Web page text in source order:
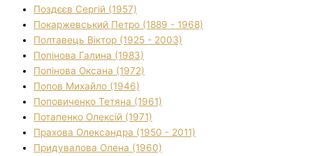
Поздєєв Сергій (1957)
Покаржевський Петро (1889 - 1968)
Полтавець Віктор (1925 - 2003)
Попінова Галина (1983)
Попінова Оксана (1972)
Попов Михайло (1946)
Поповиченко Тетяна (1961)
Потапенко Олексій (1971)
Прахова Олександра (1950 - 2011)
Придувалова Олена (1960)